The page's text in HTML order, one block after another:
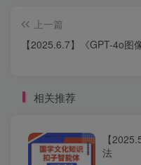
上一篇
【2025.6.7】《GPT-4o
相关推荐
【
法